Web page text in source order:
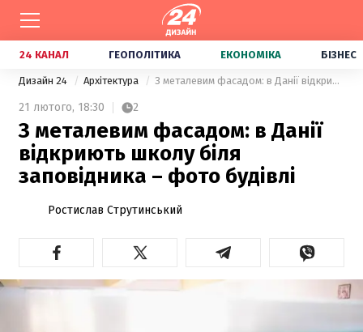
24 КАНАЛ ГЕОПОЛІТИКА ЕКОНОМІКА БІЗНЕС
Дизайн 24 Архітектура З металевим фасадом: в Данії відкриють школу біля заповідника – фото будівлі
21 лютого, 18:30 2
З металевим фасадом: в Данії
відкриють школу біля
заповідника – фото будівлі
Ростислав Струтинський